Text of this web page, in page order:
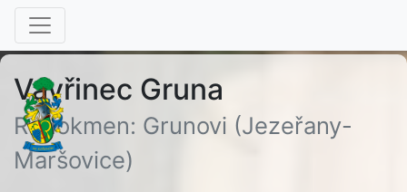
Vavřinec Gruna
Rodokmen: Grunovi (Jezeřany-
Maršovice)